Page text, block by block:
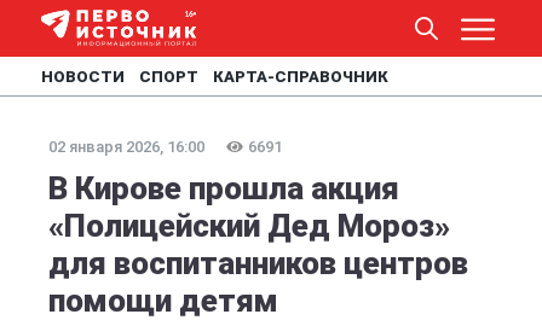
НОВОСТИ СПОРТ КАРТА-СПРАВОЧНИК
02 января 2026, 16:00 6691
В Кирове прошла акция
«Полицейский Дед Мороз»
для воспитанников центров
помощи детям